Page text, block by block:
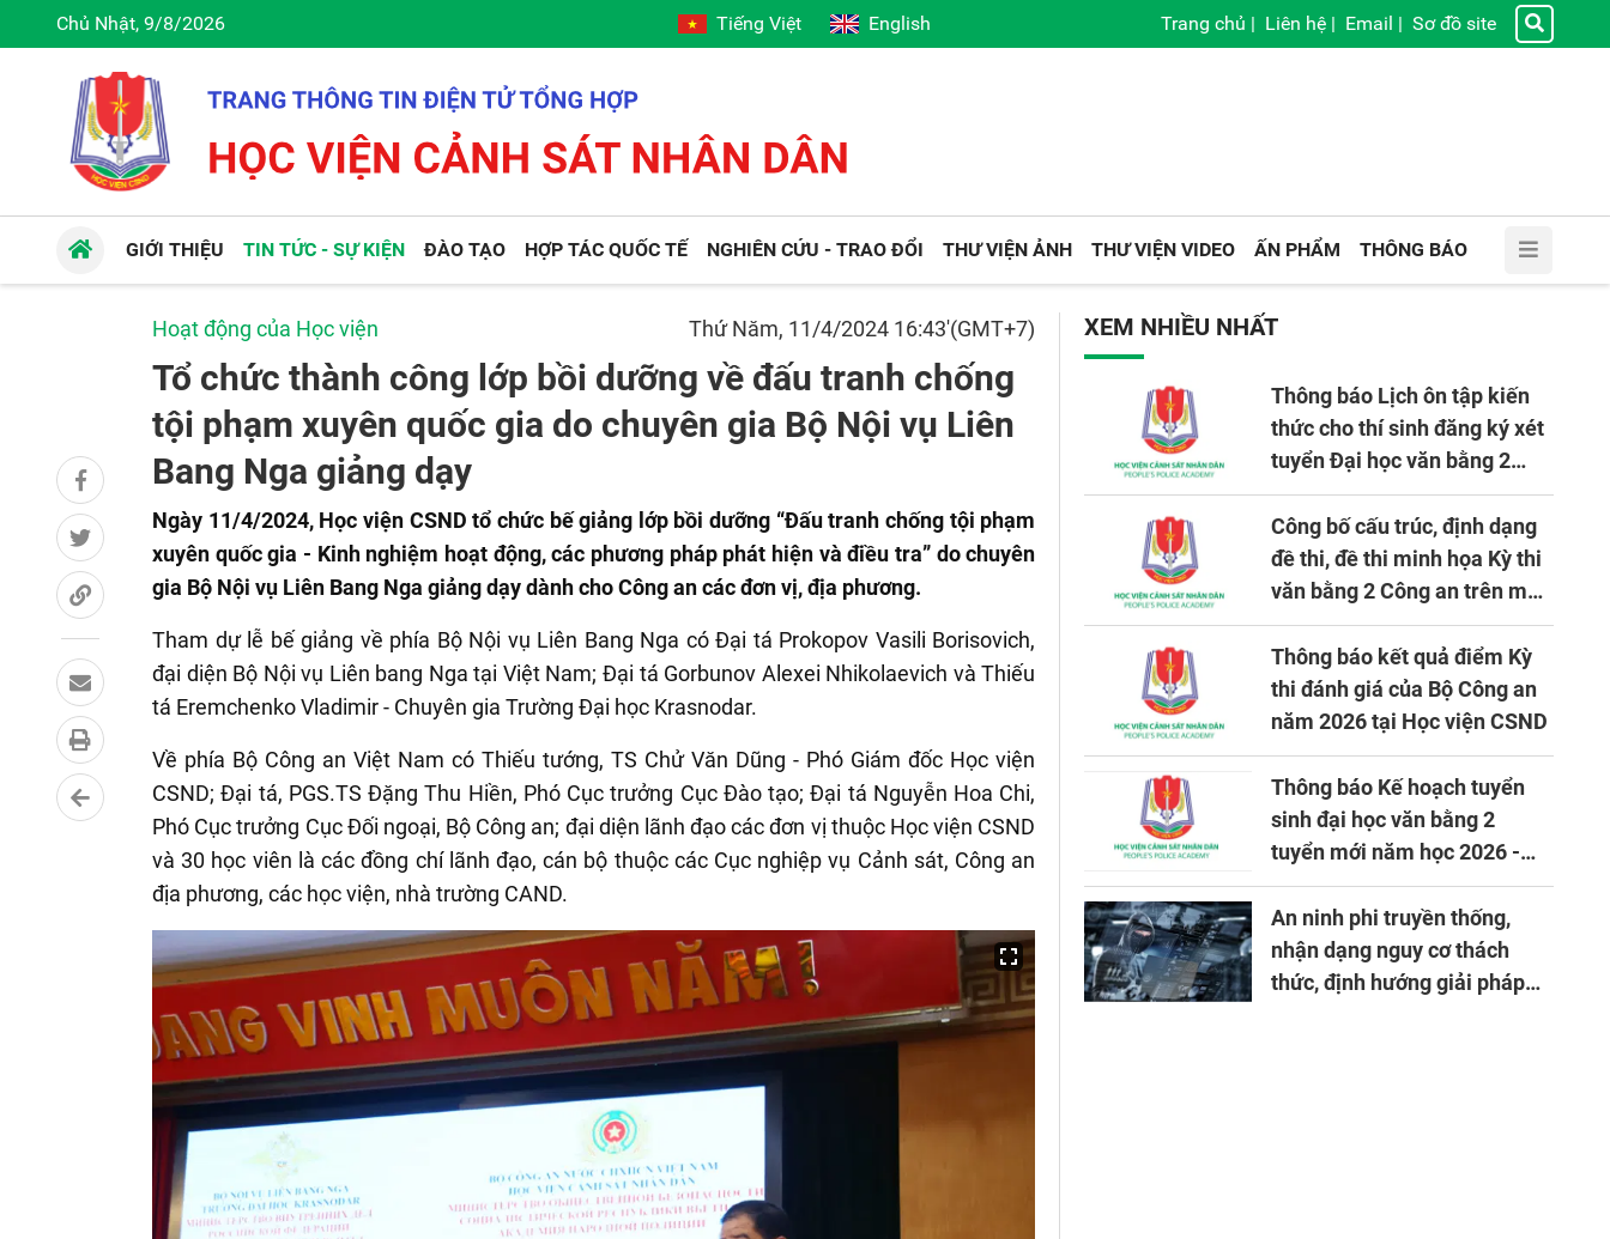
Chủ Nhật, 9/8/2026 Tiếng Việt English Trang chủ | Liên hệ | Email | Sơ đồ site
GIỚI THIỆU TIN TỨC - SỰ KIỆN ĐÀO TẠO HỢP TÁC QUỐC TẾ NGHIÊN CỨU - TRAO ĐỔI THƯ VIỆN ẢNH THƯ VIỆN VIDEO ẤN PHẨM THÔNG BÁO
Hoạt động của Học viện Thứ Năm, 11/4/2024 16:43'(GMT+7)
Tổ chức thành công lớp bồi dưỡng về đấu tranh chống
tội phạm xuyên quốc gia do chuyên gia Bộ Nội vụ Liên
Bang Nga giảng dạy
Ngày 11/4/2024, Học viện CSND tổ chức bế giảng lớp bồi dưỡng “Đấu tranh chống tội phạm
xuyên quốc gia - Kinh nghiệm hoạt động, các phương pháp phát hiện và điều tra” do chuyên
gia Bộ Nội vụ Liên Bang Nga giảng dạy dành cho Công an các đơn vị, địa phương.
Tham dự lễ bế giảng về phía Bộ Nội vụ Liên Bang Nga có Đại tá Prokopov Vasili Borisovich,
đại diện Bộ Nội vụ Liên bang Nga tại Việt Nam; Đại tá Gorbunov Alexei Nhikolaevich và Thiếu
tá Eremchenko Vladimir - Chuyên gia Trường Đại học Krasnodar.
Về phía Bộ Công an Việt Nam có Thiếu tướng, TS Chử Văn Dũng - Phó Giám đốc Học viện
CSND; Đại tá, PGS.TS Đặng Thu Hiền, Phó Cục trưởng Cục Đào tạo; Đại tá Nguyễn Hoa Chi,
Phó Cục trưởng Cục Đối ngoại, Bộ Công an; đại diện lãnh đạo các đơn vị thuộc Học viện CSND
và 30 học viên là các đồng chí lãnh đạo, cán bộ thuộc các Cục nghiệp vụ Cảnh sát, Công an
địa phương, các học viện, nhà trường CAND.
XEM NHIỀU NHẤT
Thông báo Lịch ôn tập kiến
thức cho thí sinh đăng ký xét
tuyển Đại học văn bằng 2
tuyển mới, mở tại Học viện
CSND năm học 2026 - 2027
Công bố cấu trúc, định dạng
đề thi, đề thi minh họa Kỳ thi
văn bằng 2 Công an trên máy
tính
Thông báo kết quả điểm Kỳ
thi đánh giá của Bộ Công an
năm 2026 tại Học viện CSND
Thông báo Kế hoạch tuyển
sinh đại học văn bằng 2
tuyển mới năm học 2026 -
2027
An ninh phi truyền thống,
nhận dạng nguy cơ thách
thức, định hướng giải pháp